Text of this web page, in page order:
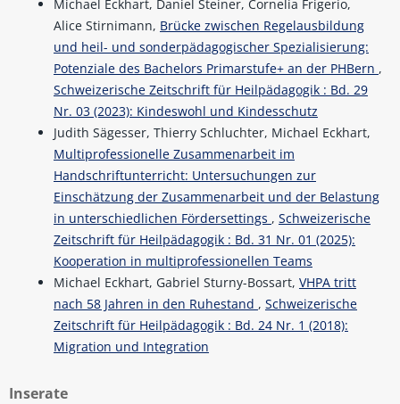
Michael Eckhart, Daniel Steiner, Cornelia Frigerio,
Alice Stirnimann, Brücke zwischen Regelausbildung
und heil- und sonderpädagogischer Spezialisierung:
Potenziale des Bachelors Primarstufe+ an der PHBern ,
Schweizerische Zeitschrift für Heilpädagogik : Bd. 29
Nr. 03 (2023): Kindeswohl und Kindesschutz
Judith Sägesser, Thierry Schluchter, Michael Eckhart,
Multiprofessionelle Zusammenarbeit im
Handschriftunterricht: Untersuchungen zur
Einschätzung der Zusammenarbeit und der Belastung
in unterschiedlichen Fördersettings , Schweizerische
Zeitschrift für Heilpädagogik : Bd. 31 Nr. 01 (2025):
Kooperation in multiprofessionellen Teams
Michael Eckhart, Gabriel Sturny-Bossart, VHPA tritt
nach 58 Jahren in den Ruhestand , Schweizerische
Zeitschrift für Heilpädagogik : Bd. 24 Nr. 1 (2018):
Migration und Integration
Inserate